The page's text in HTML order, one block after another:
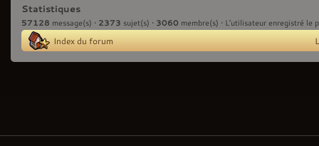
Statistiques
57128 message(s) • 2373 sujet(s) • 3060 membre(s) • L’utilisateur enregistré le
Index du forum